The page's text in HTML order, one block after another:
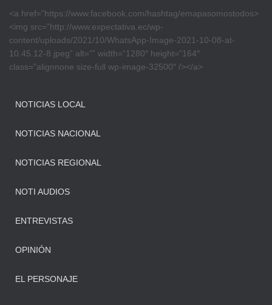
<a href=”https://www.facebook.com/hashtag/emapasomostodos>
<img src=”http://www.expectativa.ec/wp-
content/uploads/2021/10/WhatsApp-Image-2021-10-08-at-
10.45.12-8.jpeg” alt=”” width=”1280″ height=”164″
class=”alignnone size-full wp-image-32500″ /></a>
NOTICIAS LOCAL
NOTICIAS NACIONAL
NOTICIAS REGIONAL
NOTI AUDIOS
ENTREVISTAS
OPINIÓN
EL PERSONAJE